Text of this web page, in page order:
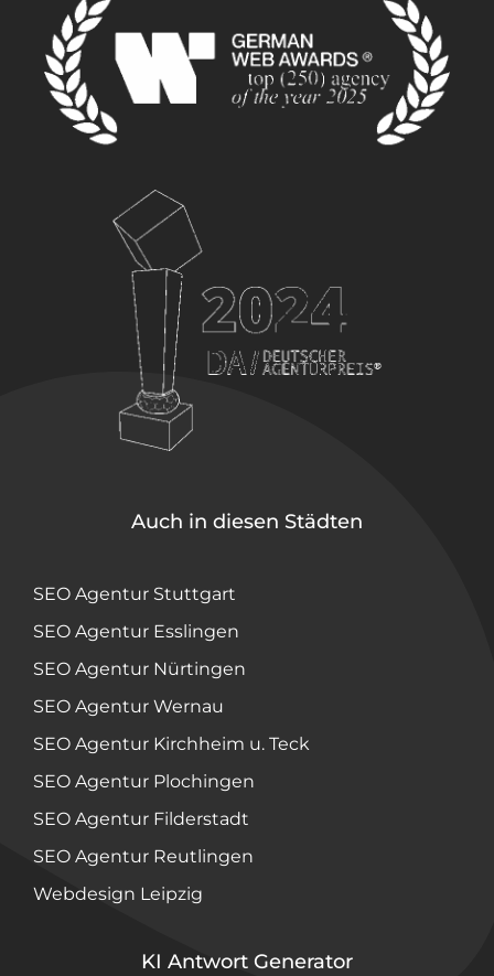
Auch in diesen Städten
SEO Agentur Stuttgart
SEO Agentur Esslingen
SEO Agentur Nürtingen
SEO Agentur Wernau
SEO Agentur Kirchheim u. Teck
SEO Agentur Plochingen
SEO Agentur Filderstadt
SEO Agentur Reutlingen
Webdesign Leipzig
KI Antwort Generator